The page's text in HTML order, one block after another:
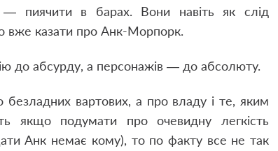
— пиячити в барах. Вони навіть як слід
вже казати про Анк-Морпорк.
до абсурду, а персонажів — до абсолюту.
безладних вартових, а про владу і те, яким
якщо подумати про очевидну легкість
Анк немає кому), то по факту все не так